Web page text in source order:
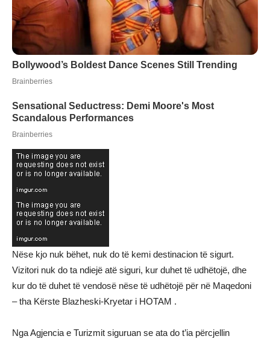
Nëse kjo nuk bëhet, nuk do të kemi destinacion të sigurt.
Vizitori nuk do ta ndiejë atë siguri, kur duhet të udhëtojë, dhe
kur do të duhet të vendosë nëse të udhëtojë për në Maqedoni
– tha Kërste Blazheski-Kryetar i HOTAM .
Nga Agjencia e Turizmit siguruan se ata do t’ia përcjellin